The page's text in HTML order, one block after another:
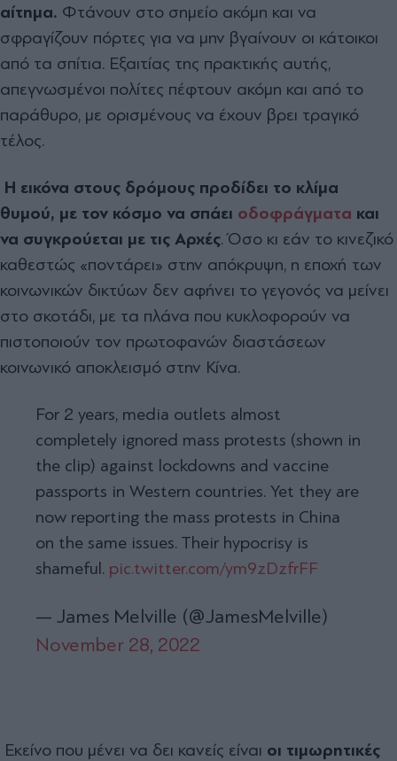
αίτημα. Φτάνουν στο σημείο ακόμη και να
σφραγίζουν πόρτες για να μην βγαίνουν οι κάτοικοι
από τα σπίτια. Εξαιτίας της πρακτικής αυτής,
απεγνωσμένοι πολίτες πέφτουν ακόμη και από το
παράθυρο, με ορισμένους να έχουν βρει τραγικό
τέλος.
Η εικόνα στους δρόμους προδίδει το κλίμα
θυμού, με τον κόσμο να σπάει οδοφράγματα και
να συγκρούεται με τις Αρχές. Όσο κι εάν το κινεζικό
καθεστώς «ποντάρει» στην απόκρυψη, η εποχή των
κοινωνικών δικτύων δεν αφήνει το γεγονός να μείνει
στο σκοτάδι, με τα πλάνα που κυκλοφορούν να
πιστοποιούν τον πρωτοφανών διαστάσεων
κοινωνικό αποκλεισμό στην Κίνα.
For 2 years, media outlets almost
completely ignored mass protests (shown in
the clip) against lockdowns and vaccine
passports in Western countries. Yet they are
now reporting the mass protests in China
on the same issues. Their hypocrisy is
shameful. pic.twitter.com/ym9zDzfrFF
— James Melville (@JamesMelville)
November 28, 2022
Εκείνο που μένει να δει κανείς είναι οι τιμωρητικές